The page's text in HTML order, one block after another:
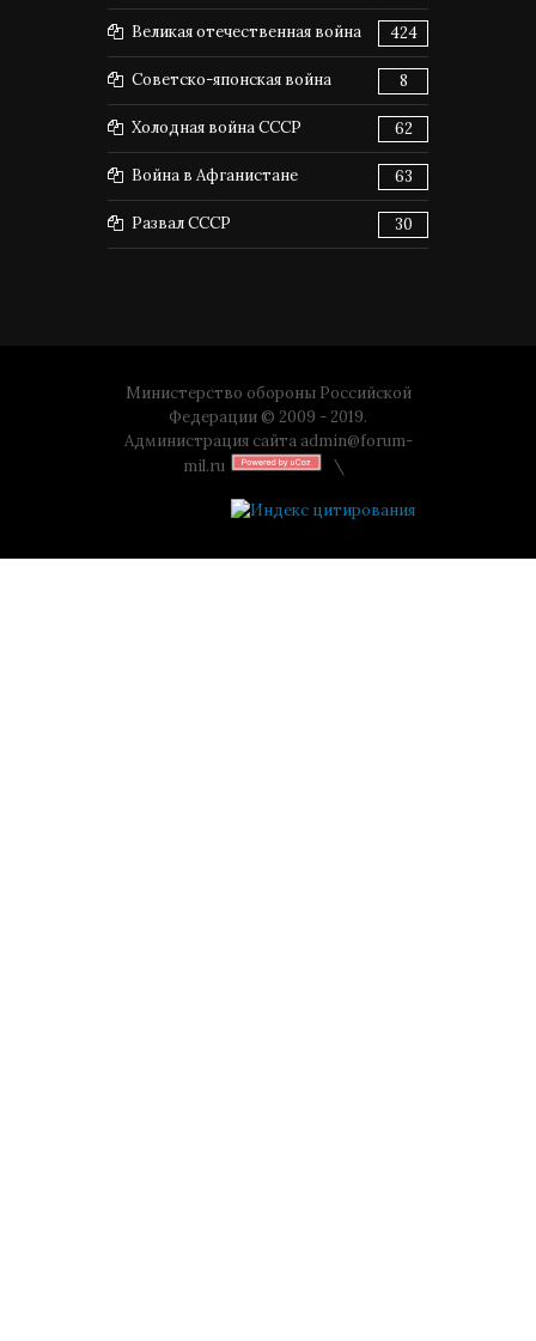
Великая отечественная война 424
Советско-японская война 8
Холодная война СССР 62
Война в Афганистане 63
Развал СССР 30
Министерство обороны Российской
Федерации © 2009 - 2019.
Администрация сайта admin@forum-
mil.ru